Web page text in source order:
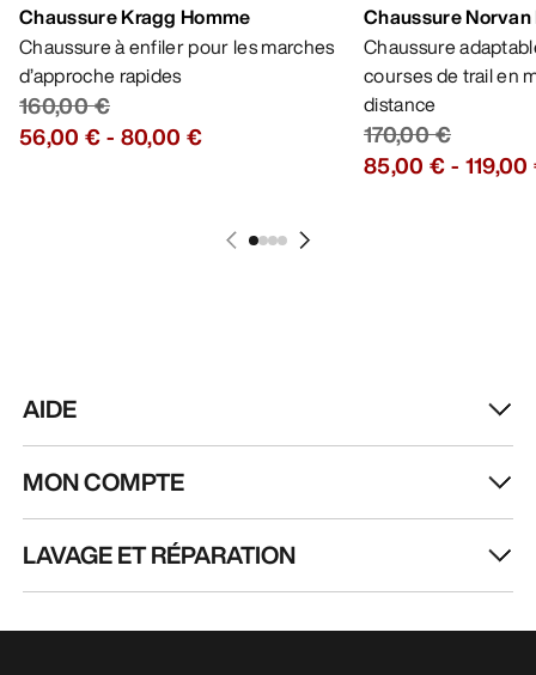
Chaussure Kragg Homme
Chaussure à enfiler pour les marches
d’approche rapides
160,00 €
56,00 €- 80,00 €
Chaussure
Chaussure
courses de trail en
distance
170,00 €
85,00 €-
AIDE
MON COMPTE
LAVAGE ET RÉPARATION